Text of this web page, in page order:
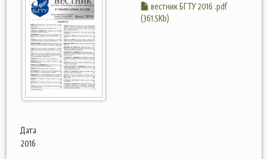
вестник БГТУ 2016 .pdf
(361.5Kb)
Дата
2016